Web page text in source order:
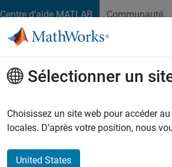
Centre d’aide MATLAB Communauté
Trier par
Sélectionner un
Choisissez un site web pour accéder
locales. D’après votre position, nous
United States